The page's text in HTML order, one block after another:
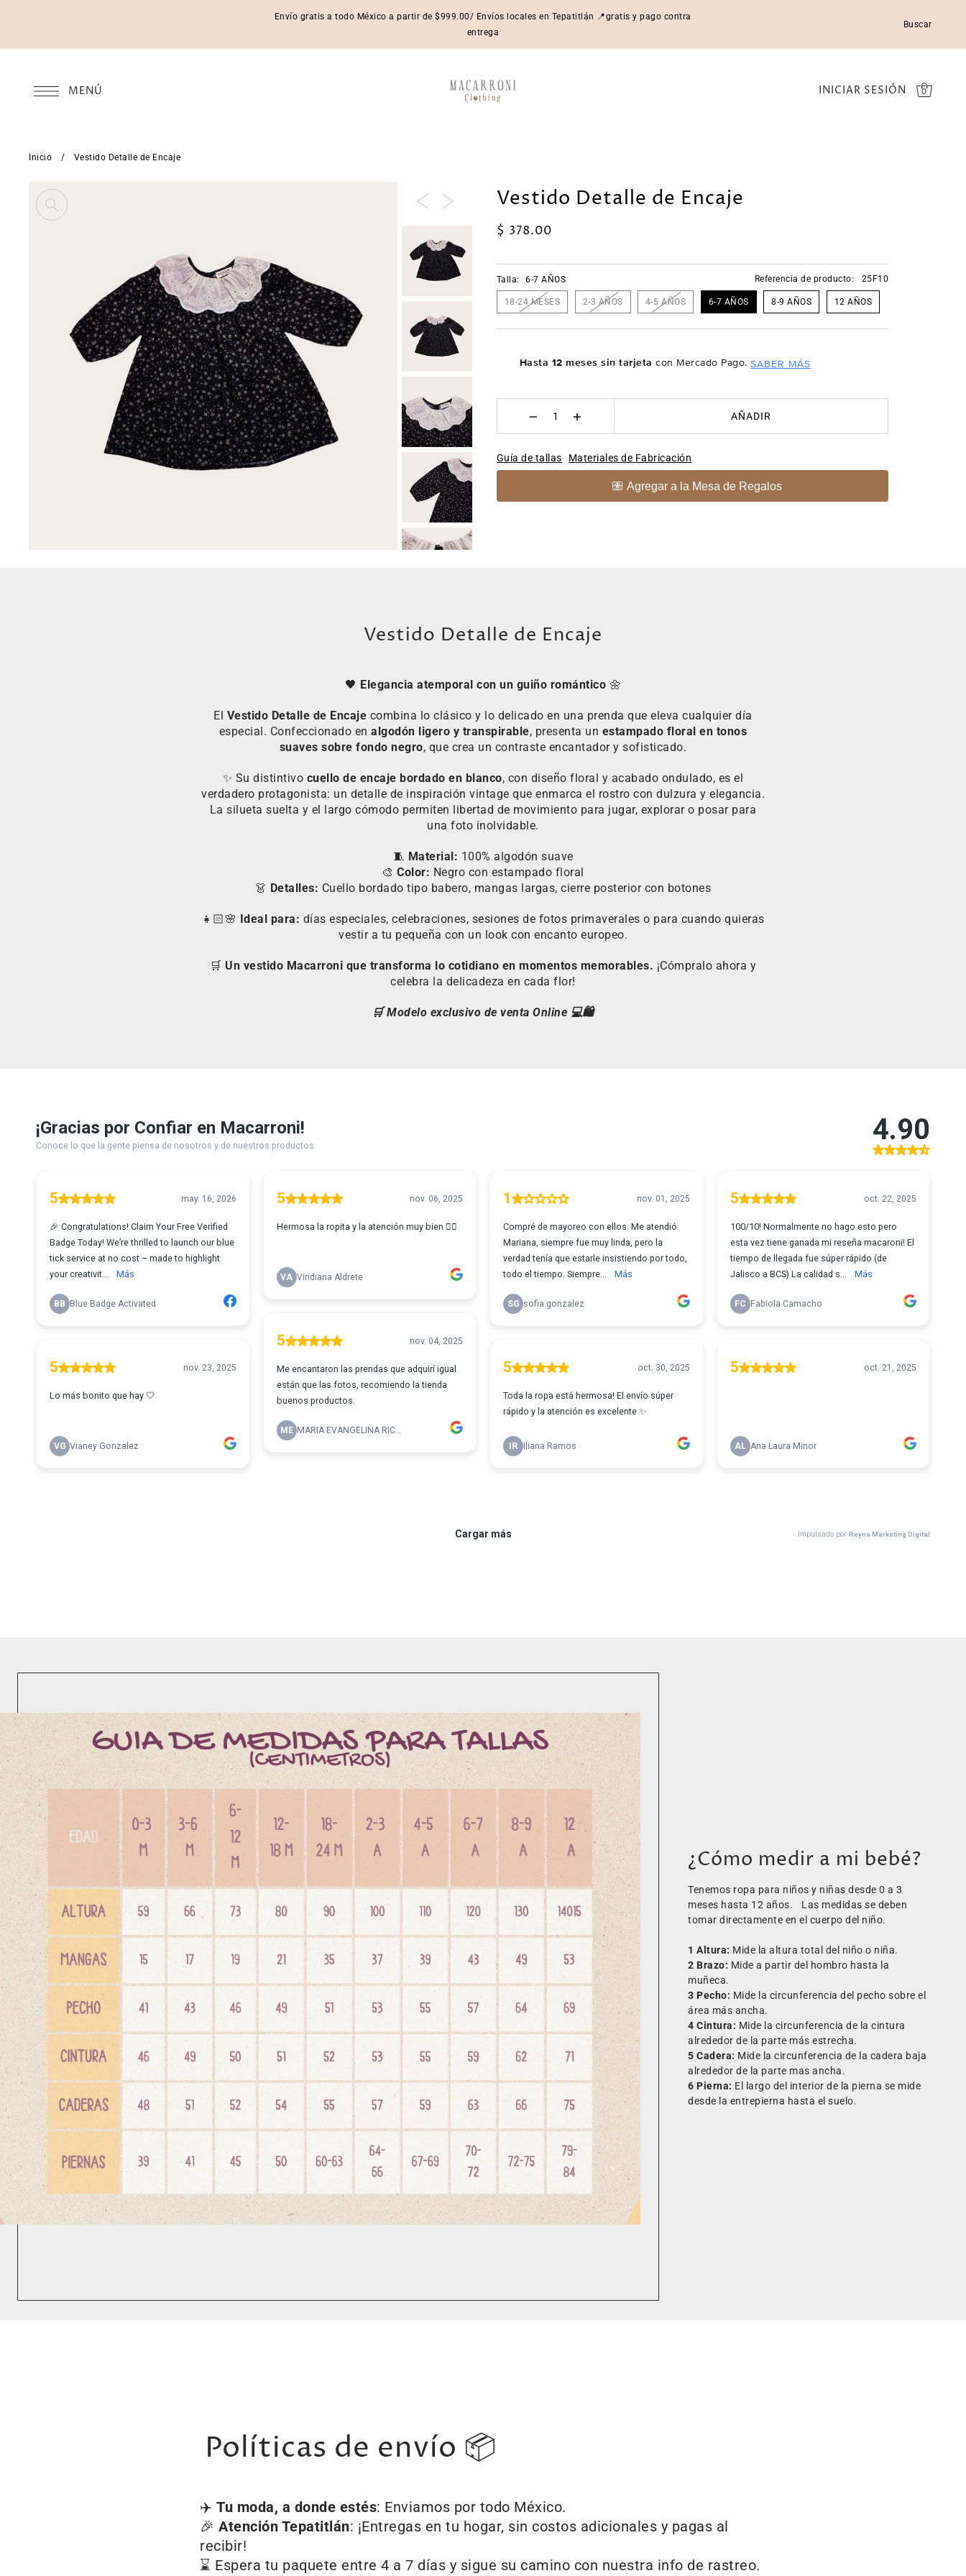
Envío gratis a todo México a partir de $999.00/ Envíos locales en Tepatitlán 📍gratis y pago contra
entrega
Buscar
MENÚ INICIAR SESIÓN 0
Inicio / Vestido Detalle de Encaje
Vestido Detalle de Encaje
$ 378.00
Referencia de producto: 25F10
Talla: 6-7 AÑOS
18-24 MESES 2-3 AÑOS 4-5 AÑOS 6-7 AÑOS 8-9 AÑOS 12 AÑOS
Hasta 12 meses sin tarjeta con Mercado Pago.SABER MÁS
AÑADIR
Guía de tallas Materiales de Fabricación
Vestido Detalle de Encaje
🖤 Elegancia atemporal con un guiño romántico 🌼
El Vestido Detalle de Encaje combina lo clásico y lo delicado en una prenda que eleva cualquier día
especial. Confeccionado enalgodón ligero y transpirable, presenta un estampado floral en tonos
suaves sobre fondo negro, que crea un contraste encantador y sofisticado.
✨ Su distintivo cuello de encaje bordado en blanco, con diseño floral y acabado ondulado, es el
verdadero protagonista: un detalle de inspiración vintage que enmarca el rostro con dulzura y elegancia.
La silueta suelta y el largo cómodo permiten libertad de movimiento para jugar, explorar o posar para
una foto inolvidable.
🧵 Material: 100% algodón suave
🎨Color: Negro con estampado floral
👗 Detalles: Cuello bordado tipo babero, mangas largas, cierre posterior con botones
👧🏻🌸 Ideal para: días especiales, celebraciones, sesiones de fotos primaverales o para cuando quieras
vestir a tu pequeña con un look con encanto europeo.
🛒 Un vestido Macarroni que transforma lo cotidiano en momentos memorables. ¡Cómpralo ahora y
celebra la delicadeza en cada flor!
🛒 Modelo exclusivo de venta Online 💻🛍️
¿Cómo medir a mi bebé?
Tenemos ropa para niños y niñas desde 0 a 3
meses hasta 12 años. Las medidas se deben
tomar directamente en el cuerpo del niño.
1 Altura: Mide la altura total del niño o niña.
2 Brazo: Mide a partir del hombro hasta la
muñeca.
3 Pecho: Mide la circunferencia del pecho sobre el
área más ancha.
4 Cintura: Mide la circunferencia de la cintura
alrededor de la parte más estrecha.
5 Cadera: Mide la circunferencia de la cadera baja
alrededor de la parte mas ancha.
6 Pierna: El largo del interior de la pierna se mide
desde la entrepierna hasta el suelo.
Políticas de envío 📦
✈️Tu moda, a donde estés: Enviamos por todo México.
🎉Atención Tepatitlán: ¡Entregas en tu hogar, sin costos adicionales y pagas al
recibir!
⌛ Espera tu paquete entre 4 a 7 días y sigue su camino con nuestra info de rastreo.